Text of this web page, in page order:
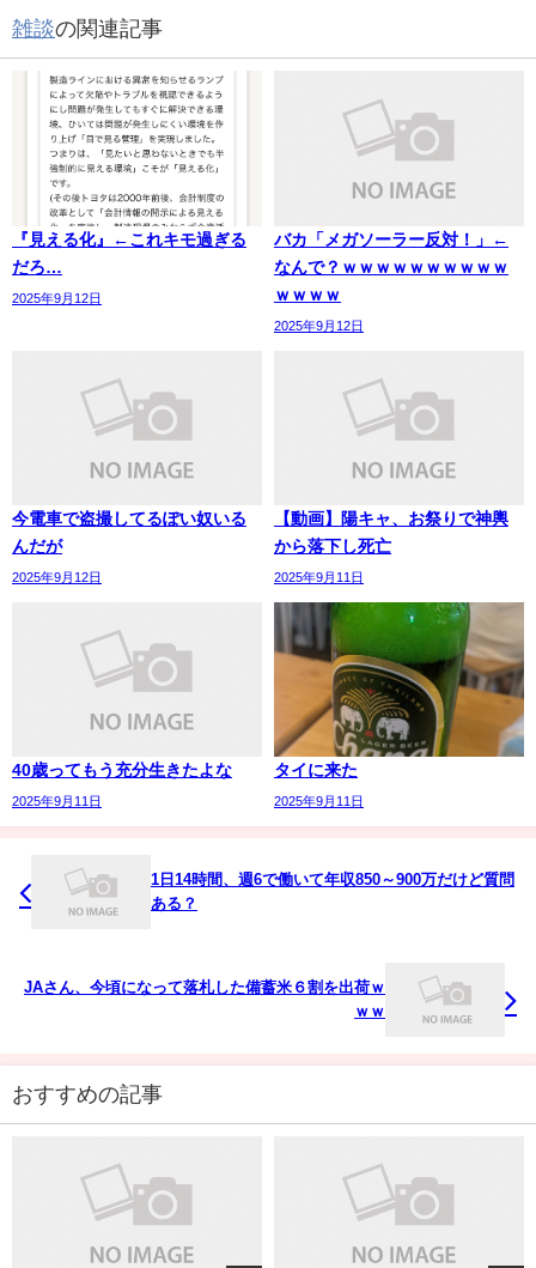
雑談の関連記事
『見える化』←これキモ過ぎる
だろ…
2025年9月12日
バカ「メガソーラー反対！」←
なんで？ｗｗｗｗｗｗｗｗｗｗ
ｗｗｗｗ
2025年9月12日
今電車で盗撮してるぽい奴いる
んだが
2025年9月12日
【動画】陽キャ、お祭りで神輿
から落下し死亡
2025年9月11日
40歳ってもう充分生きたよな
2025年9月11日
タイに来た
2025年9月11日
1日14時間、週6で働いて年収850～900万だけど質問
ある？
JAさん、今頃になって落札した備蓄米６割を出荷ｗ
ｗｗ
おすすめの記事